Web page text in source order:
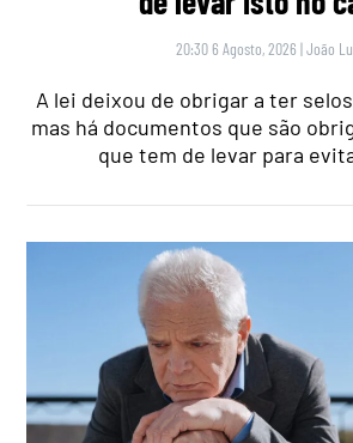
20:30 6 Agosto, 2026 |João
A lei deixou de obrigar a ter
mas há documentos que são
que tem de levar para